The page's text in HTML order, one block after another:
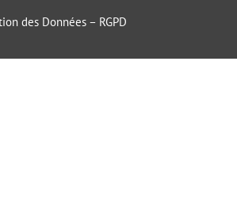
des Données – RGPD